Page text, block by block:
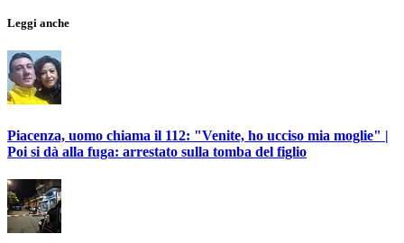
Leggi anche
Piacenza, uomo chiama il 112: "Venite, ho ucciso mia moglie" |
Poi si dà alla fuga: arrestato sulla tomba del figlio